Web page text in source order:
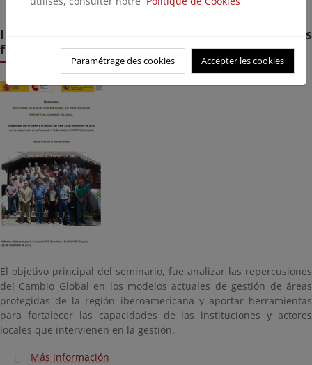
I Seminario sobre gestión de áreas protegidas
frente al cambio global (2012)
El objetivo principal del seminario, fue analizar las repercusiones
del Cambio Global en los modelos actuales de gestión de áreas
protegidas de la región iberoamericana y aportar herramientas
para fortalecer las capacidades de las instituciones y actores
locales que intervienen en la gestión.
Más información
Paramétrage des cookies Accepter les cookies